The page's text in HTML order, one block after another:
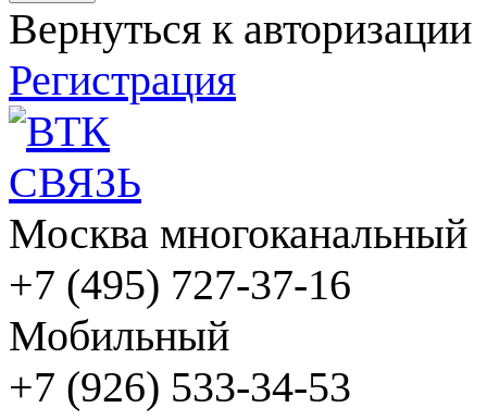
Вернуться к авторизации
Регистрация
Москва многоканальный
+7 (495) 727-37-16
Мобильный
+7 (926) 533-34-53